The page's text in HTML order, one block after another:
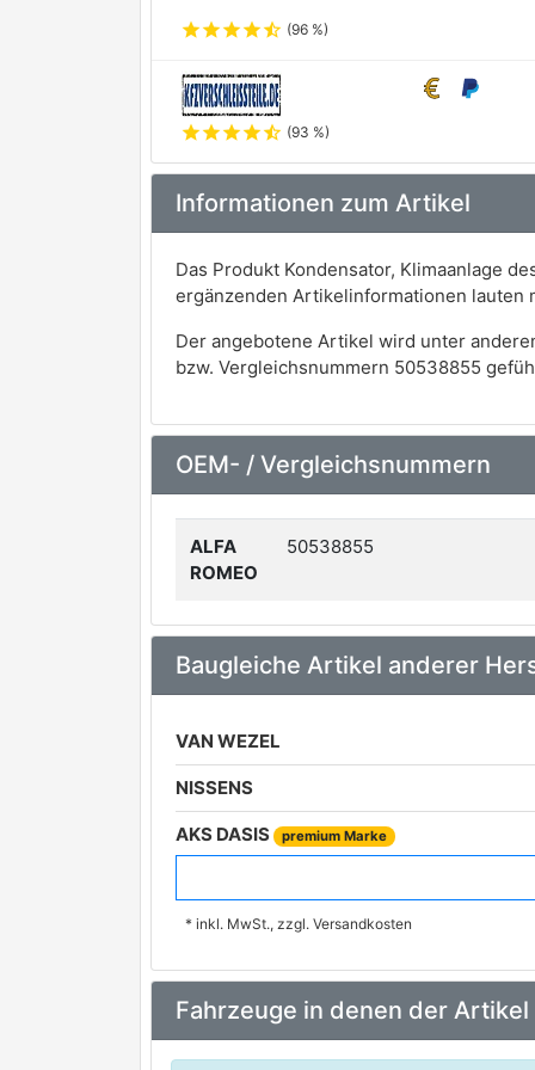
starstarstarstarstar_half (96 %)
starstarstarstarstar_half (93 %)
Informationen zum Artikel
Das Produkt Kondensator, Klimaanlage
ergänzenden Artikelinformationen lauten
Der angebotene Artikel wird unter
bzw. Vergleichsnummern 50538855
OEM- / Vergleichsnummern
ALFA
ROMEO
50538855
Baugleiche Artikel anderer
VAN WEZEL
NISSENS
AKS DASIS premium Marke
KALE
MAHLE
* inkl. MwSt., zzgl. Versandkosten
Fahrzeuge in denen der